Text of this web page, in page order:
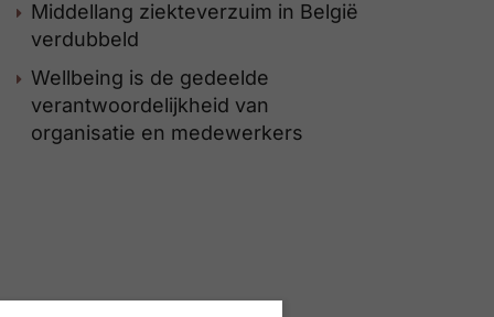
Middellang ziekteverzuim in België
verdubbeld
Wellbeing is de gedeelde
verantwoordelijkheid van
organisatie en medewerkers